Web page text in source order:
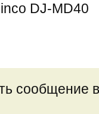
DJ-MD40
сообщение